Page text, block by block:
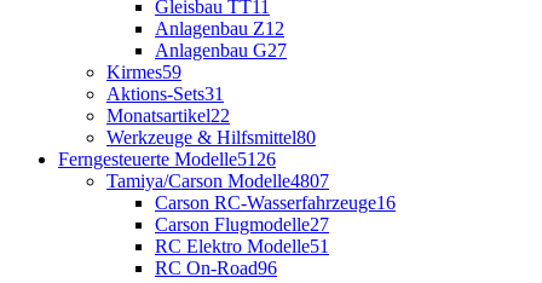
Gleisbau TT11
Anlagenbau Z12
Anlagenbau G27
Kirmes59
Aktions-Sets31
Monatsartikel22
Werkzeuge & Hilfsmittel80
Ferngesteuerte Modelle5126
Tamiya/Carson Modelle4807
Carson RC-Wasserfahrzeuge16
Carson Flugmodelle27
RC Elektro Modelle51
RC On-Road96